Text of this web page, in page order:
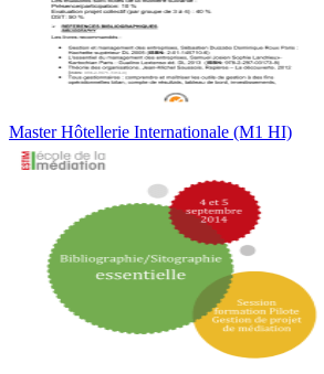
Master Hôtellerie Internationale (M1 HI)